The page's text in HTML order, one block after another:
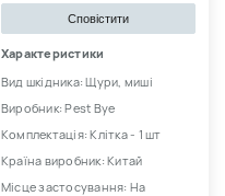
Сповістити
Характеристики
Вид шкідника: Щури, миші
Виробник: Pest Bye
Комплектація: Клітка - 1 шт
Країна виробник: Китай
Місце застосування: На